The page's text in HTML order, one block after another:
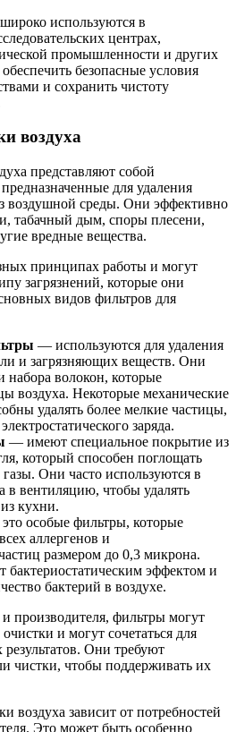
используются в
центрах,
промышленности и других
безопасные условия
и сохранить чистоту
воздуха
представляют собой
для удаления
воздушной среды. Они эффективно
табачный дым, споры плесени,
вредные вещества.
принципах работы и могут
загрязнений, которые они
видов фильтров для
— используются для удаления
и загрязняющих веществ. Они
набора волокон, которые
воздуха. Некоторые механические
удалять более мелкие частицы,
заряда.
— имеют специальное покрытие из
который способен поглощать
Они часто используются в
в вентиляцию, чтобы удалять
кухни.
особые фильтры, которые
аллергенов и
размером до 0,3 микрона.
бактериостатическим эффектом и
бактерий в воздухе.
производителя, фильтры могут
и могут сочетаться для
Они требуют
чистки, чтобы поддерживать их
воздуха зависит от потребностей
Это может быть особенно